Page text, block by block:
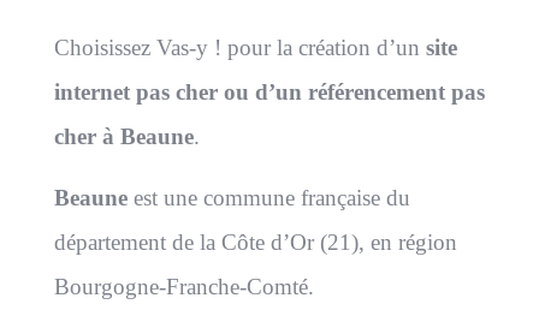
Choisissez Vas-y ! pour la création d’un site
internet pas cher ou d’un référencement pas
cher à Beaune.
Beaune est une commune française du
département de la Côte d’Or (21), en région
Bourgogne-Franche-Comté.